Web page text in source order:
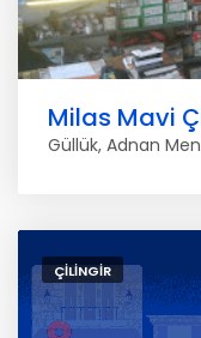
Milas Mavi
Güllük, Adnan
ÇILINGIR